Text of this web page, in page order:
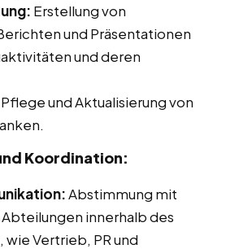
Erstellung von
und Präsentationen
und deren
Pflege und Aktualisierung von
Koordination:
Abstimmung mit
innerhalb des
Vertrieb, PR und